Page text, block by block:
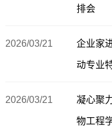
排会
2026/03/21 企业家
动专业
2026/03/21 凝心聚
物工程